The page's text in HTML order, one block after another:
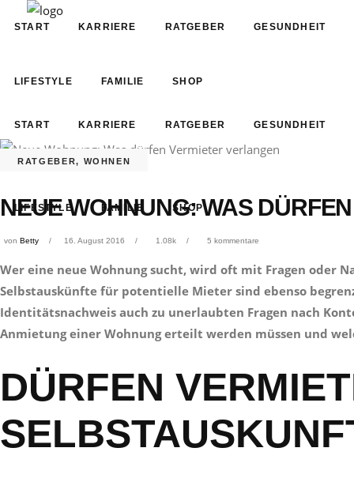
START KARRIERE RATGEBER GESUNDHEIT
LIFESTYLE FAMILIE SHOP
START KARRIERE RATGEBER GESUNDHEIT
LIFESTYLE FAMILIE SHOP
RATGEBER, WOHNEN
NEUE WOHNUNG: WAS
von Betty 16. August 2016 1.08k 5 kommentare
Wer eine neue Wohnung sucht, wird oft mit Fragen oder
Selbstauskünfte für potentielle Mieter sind ebenso
Identitätsnachweis auch zu unerlaubten Fragen nach
Anmietung einer Wohnung erteilt werden müssen und
DÜRFEN